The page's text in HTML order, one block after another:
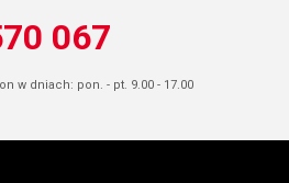
067
w dniach: pon. - pt. 9.00 - 17.00